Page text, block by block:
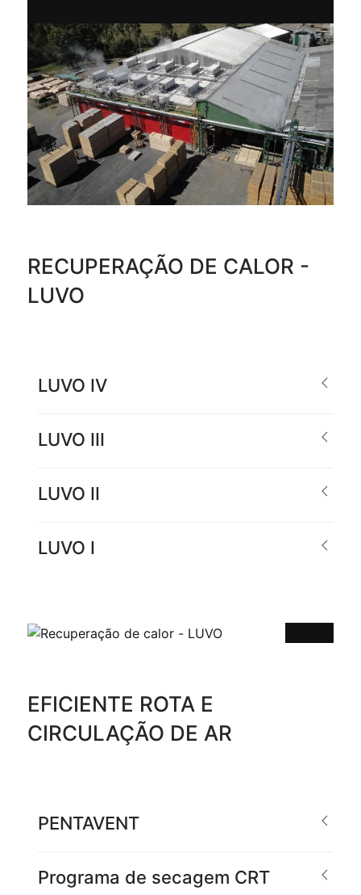
RECUPERAÇÃO DE CALOR -
LUVO
LUVO IV
LUVO III
LUVO II
LUVO I
EFICIENTE ROTA E
CIRCULAÇÃO DE AR
PENTAVENT
Programa de secagem CRT